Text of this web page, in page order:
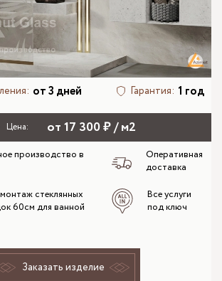
от 3 дней Гарантия: 1 год
Цена: от 17 300 ₽ / м2
производство в
Оперативная
доставка
стеклянных
60см для ванной
Все услуги
под ключ
Заказать изделие